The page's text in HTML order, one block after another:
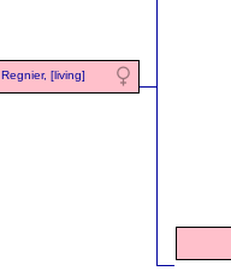
Regnier, [living]